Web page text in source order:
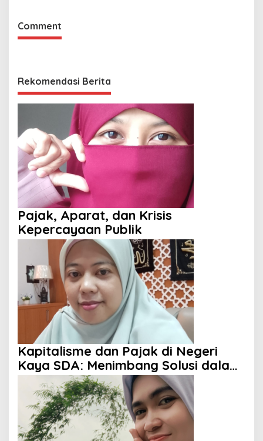
Comment
Rekomendasi Berita
Pajak, Aparat, dan Krisis
Kepercayaan Publik
Kapitalisme dan Pajak di Negeri
Kaya SDA: Menimbang Solusi dalam
Perspektif Islam